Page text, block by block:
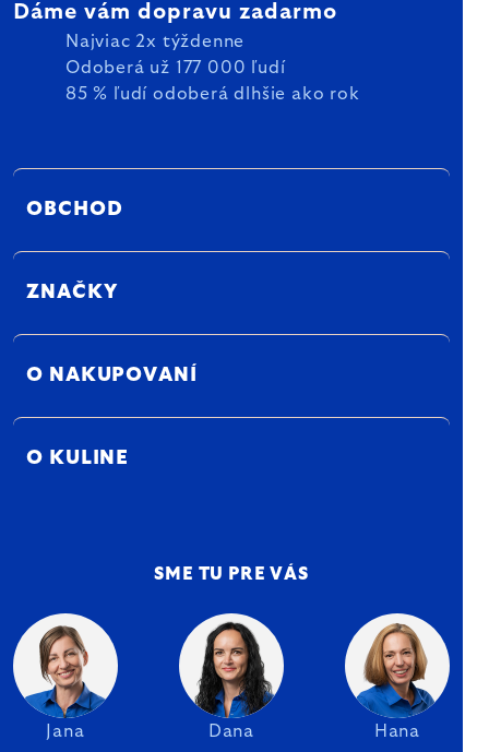
Dáme vám dopravu zadarmo
Najviac 2x týždenne
Odoberá už 177 000 ľudí
85 % ľudí odoberá dlhšie ako rok
OBCHOD
ZNAČKY
O NAKUPOVANÍ
O KULINE
SME TU PRE VÁS
Jana Dana Hana